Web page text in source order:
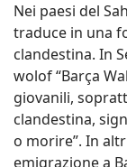
Nei paesi del
traduce in una
clandestina. In
wolof “Barça
giovanili,
clandestina,
o morire”. In
emigrazione a